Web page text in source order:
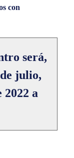
con
será,
julio,
2022 a